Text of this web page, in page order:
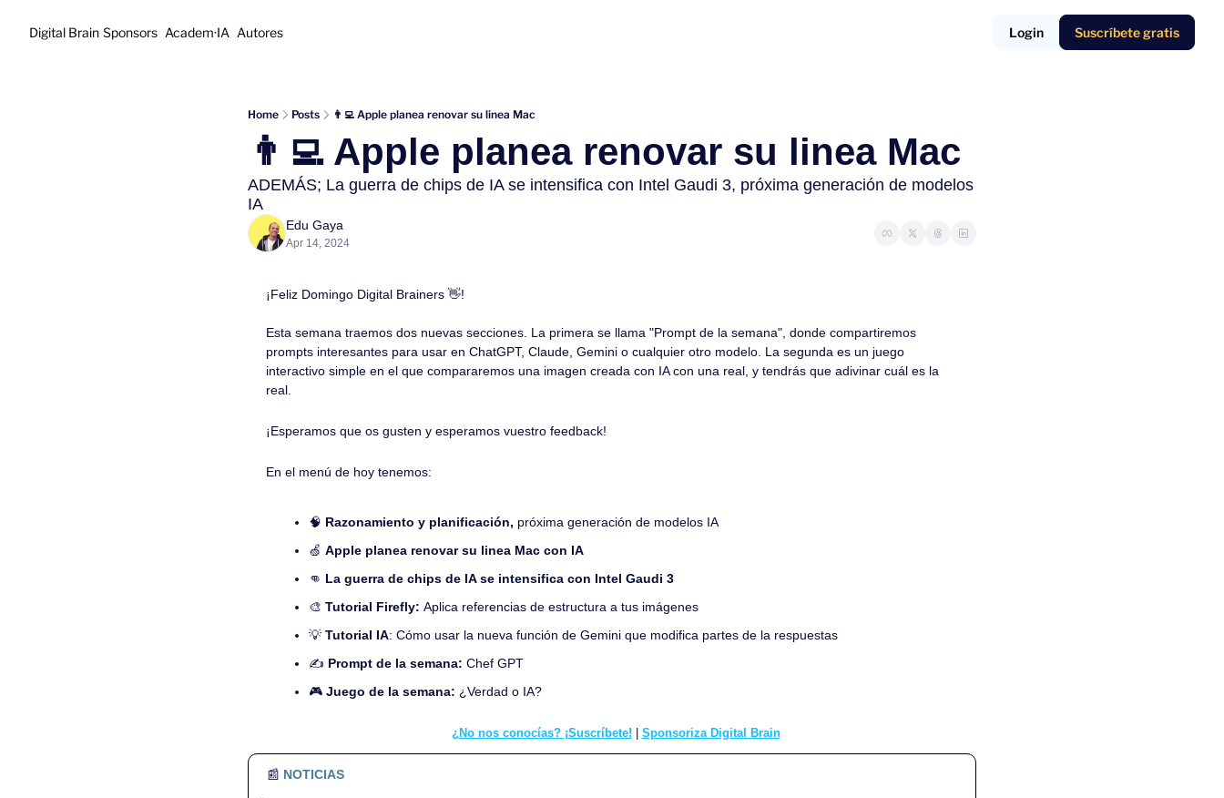
Digital Brain Sponsors Academ·IA Autores Login Suscríbete gratis
Home Posts 👨‍💻 Apple planea renovar su linea Mac
👨‍💻 Apple planea renovar su linea Mac
ADEMÁS; La guerra de chips de IA se intensifica con Intel Gaudi 3, próxima generación de modelos
IA
Edu Gaya
Apr 14, 2024
¡Feliz Domingo Digital Brainers 👋!
Esta semana traemos dos nuevas secciones. La primera se llama "Prompt de la semana", donde compartiremos
prompts interesantes para usar en ChatGPT, Claude, Gemini o cualquier otro modelo. La segunda es un juego
interactivo simple en el que compararemos una imagen creada con IA con una real, y tendrás que adivinar cuál es la
real.
¡Esperamos que os gusten y esperamos vuestro feedback!
En el menú de hoy tenemos:
🧠 Razonamiento y planificación, próxima generación de modelos IA
🍏 Apple planea renovar su linea Mac con IA
👊 La guerra de chips de IA se intensifica con Intel Gaudi 3
🎨 Tutorial Firefly: Aplica referencias de estructura a tus imágenes
💡 Tutorial IA: Cómo usar la nueva función de Gemini que modifica partes de la respuestas
✍️ Prompt de la semana: Chef GPT
🎮 Juego de la semana: ¿Verdad o IA?
¿No nos conocías? ¡Suscríbete! Sponsoriza Digital Brain
📰 NOTICIAS